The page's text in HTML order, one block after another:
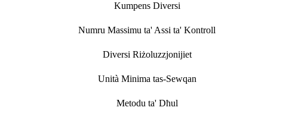
Kumpens Diversi
Numru Massimu ta' Assi ta' Kontroll
Diversi Riżoluzzjonijiet
Unità Minima tas-Sewqan
Metodu ta' Dħul